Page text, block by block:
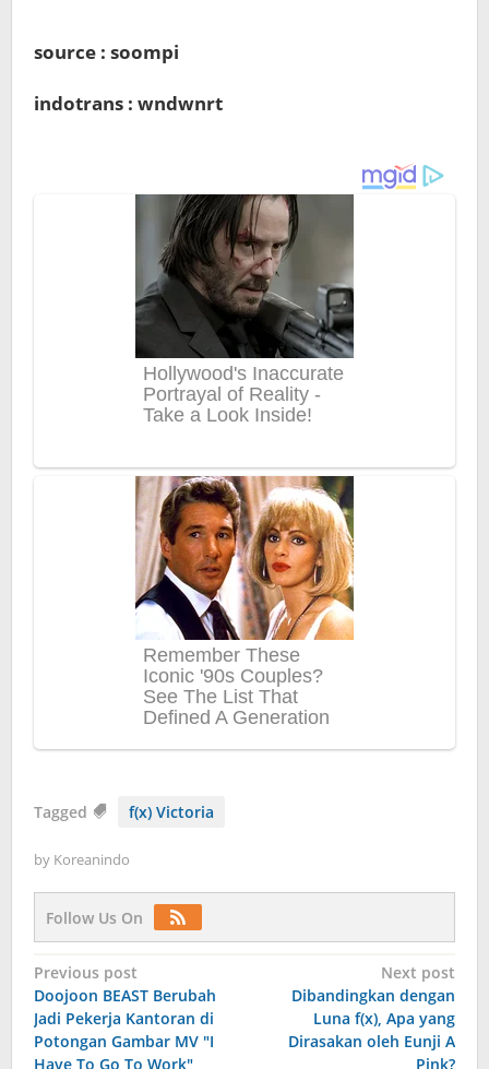
source : soompi
indotrans : wndwnrt
Tagged f(x) Victoria
by Koreanindo
Follow Us On
Post
navigation
Previous post
Doojoon BEAST Berubah
Jadi Pekerja Kantoran di
Potongan Gambar MV "I
Have To Go To Work"
Next post
Dibandingkan dengan
Luna f(x), Apa yang
Dirasakan oleh Eunji A
Pink?